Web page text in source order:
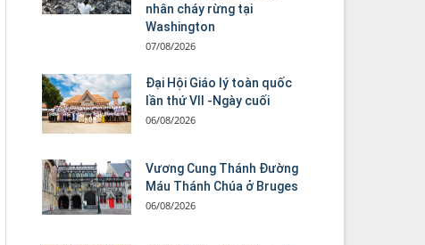
nhân cháy rừng tại
Washington
07/08/2026
Đại Hội Giáo lý toàn quốc
lần thứ VII -Ngày cuối
06/08/2026
Vương Cung Thánh Ðường
Máu Thánh Chúa ở Bruges
06/08/2026